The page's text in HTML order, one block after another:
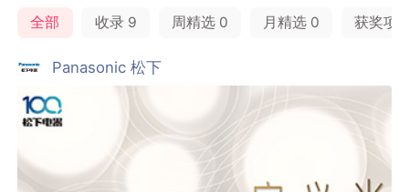
全部 收录 9 周精选 0 月精选 0 获奖项
Panasonic 松下